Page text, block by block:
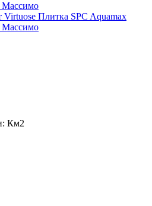
Плитка SPC Aquamax
Массимо
Км2